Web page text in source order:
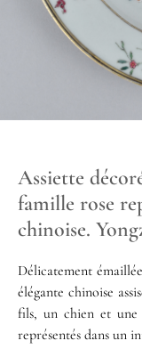
Assiette
famille rose
chinoise.
Délicatement
élégante chinoise
fils, un chien et une
représentés dans un